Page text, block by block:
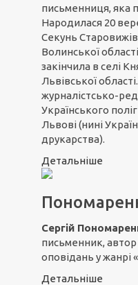
письменниця, яка
Народилася 20
Секунь
Волинської
закінчила в селі
Львівської
журналістсько-
Українського
Львові (нині
друкарства).
Детальніше
Сергій
письменник, автор
оповідань у жанрі
Детальніше